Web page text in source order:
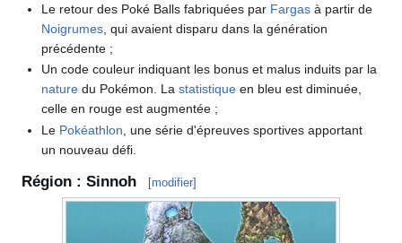
Le retour des Poké Balls fabriquées par Fargas à partir de
Noigrumes , qui avaient disparu dans la génération
précédente ;
Un code couleur indiquant les bonus et malus induits par la
nature du Pokémon. Lastatistique en bleu est diminuée,
celle en rouge est augmentée ;
Le Pokéathlon , une série d'épreuves sportives apportant
un nouveau défi.
Région : Sinnoh [modifier]